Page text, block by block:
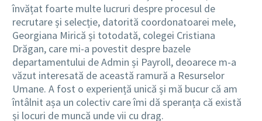
învățat foarte multe lucruri despre procesul de
recrutare și selecție, datorită coordonatoarei mele,
Georgiana Mirică și totodată, colegei Cristiana
Drăgan, care mi-a povestit despre bazele
departamentului de Admin și Payroll, deoarece m-a
văzut interesată de această ramură a Resurselor
Umane. A fost o experiență unică și mă bucur că am
întâlnit așa un colectiv care îmi dă speranța că există
și locuri de muncă unde vii cu drag.